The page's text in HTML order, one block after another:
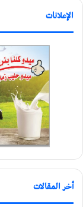
الإعلانات
أخر المقالات